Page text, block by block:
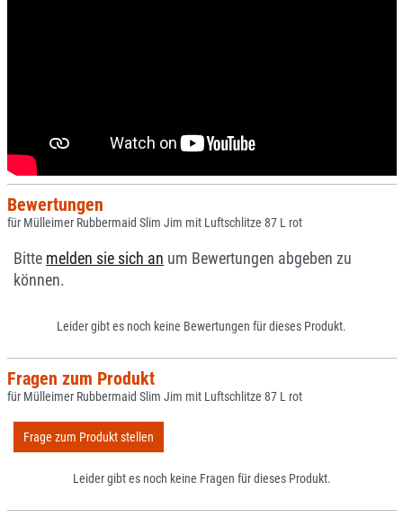
Bewertungen
für Mülleimer Rubbermaid Slim Jim mit Luftschlitze 87 L rot
Bitte melden sie sich an um Bewertungen abgeben zu
können.
Leider gibt es noch keine Bewertungen für dieses Produkt.
Fragen zum Produkt
für Mülleimer Rubbermaid Slim Jim mit Luftschlitze 87 L rot
Frage zum Produkt stellen
Leider gibt es noch keine Fragen für dieses Produkt.